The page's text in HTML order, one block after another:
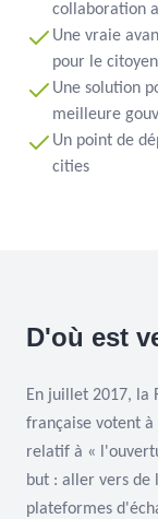
collaboration
Une vraie
pour le citoyen
Une solution
meilleure
Un point de
cities
D'où est
En juillet 2017, la
française votent
relatif à «
but : aller vers de
plateformes